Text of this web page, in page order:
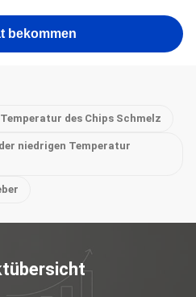
bekommen
des Chips Schmelz
niedrigen Temperatur